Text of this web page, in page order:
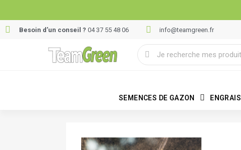
Besoin d’un conseil ? 04 37 55 48 06 info@teamgreen.fr
SEMENCES DE GAZON ENGRAIS